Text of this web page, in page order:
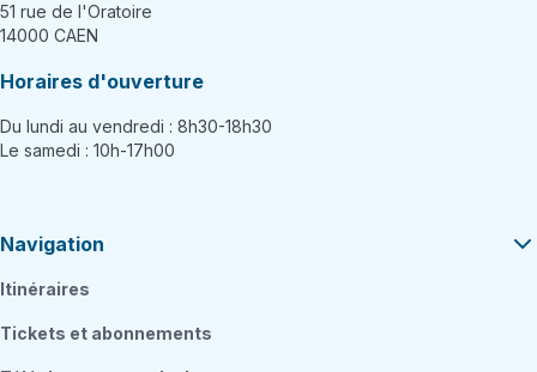
51 rue de l'Oratoire
14000 CAEN
Horaires d'ouverture
Du lundi au vendredi : 8h30-18h30
Le samedi : 10h-17h00
Navigation
Itinéraires
Tickets et abonnements